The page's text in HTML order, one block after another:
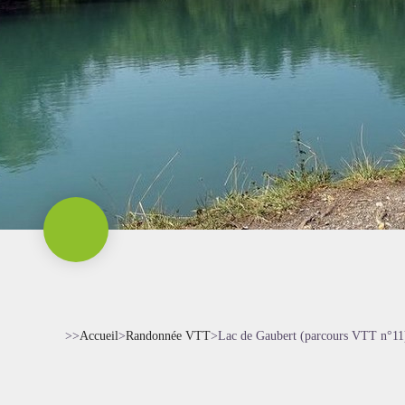
>>Accueil>Randonnée VTT>Lac de Gaubert (parcours VTT